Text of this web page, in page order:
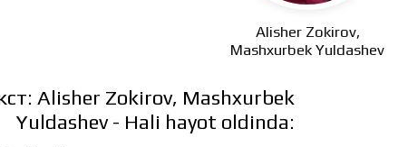
Alisher Zokirov,
Mashxurbek Yuldashev
Alisher Zokirov, Mashxurbek
Yuldashev - Hali hayot oldinda: